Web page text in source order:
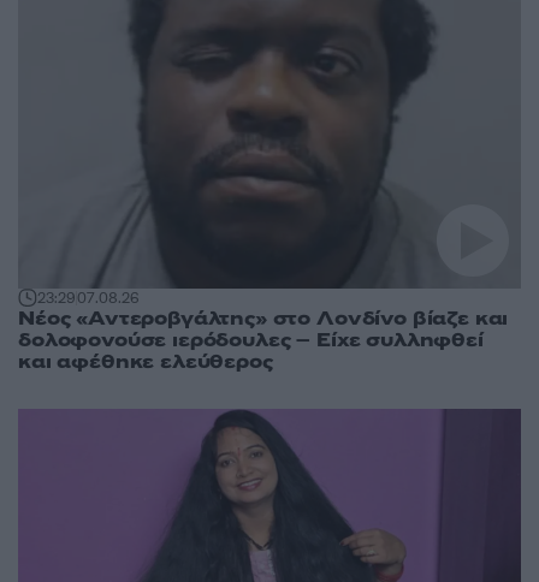
23:2907.08.26
Νέος «Αντεροβγάλτης» στο Λονδίνο βίαζε και
δολοφονούσε ιερόδουλες – Είχε συλληφθεί
και αφέθηκε ελεύθερος